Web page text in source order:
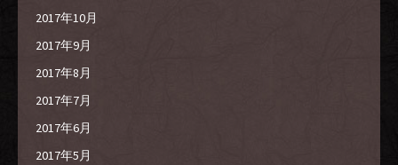
2017年10月
2017年9月
2017年8月
2017年7月
2017年6月
2017年5月